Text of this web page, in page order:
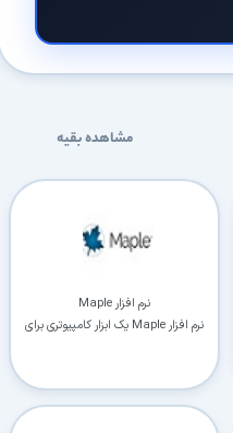
مشاهده بقیه
نرم افزار Maple
نرم افزار Maple یک ابزار کامپیوتری برای